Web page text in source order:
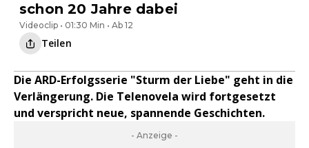
schon 20 Jahre dabei
Videoclip • 01:30 Min • Ab 12
Teilen
Die ARD-Erfolgsserie "Sturm der Liebe" geht in die
Verlängerung. Die Telenovela wird fortgesetzt
und verspricht neue, spannende Geschichten.
- Anzeige -